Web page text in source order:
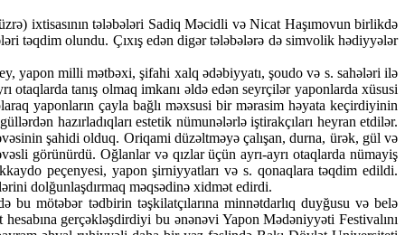
ixtisasının tələbələri Sadiq Məcidli və Nicat Haşımovun birlikdə
təqdim olundu. Çıxış edən digər tələbələrə də simvolik hədiyyələr
yapon milli mətbəxi, şifahi xalq ədəbiyyatı, şoudo və s. sahələri ilə
tanış olmaq imkanı əldə edən seyrçilər yaponlarda xüsusi
yaponların çayla bağlı məxsusi bir mərasim həyata keçirdiyinin
hazırladıqları estetik nümunələrlə iştirakçıları heyran etdilər.
şahidi olduq. Oriqami düzəltməyə çalışan, durna, ürək, gül və
görünürdü. Oğlanlar və qızlar üçün ayrı-ayrı otaqlarda nümayiş
peçenyesi, yapon şirniyyatları və s. qonaqlara təqdim edildi.
dolğunlaşdırmaq məqsədinə xidmət edirdi.
mötəbər tədbirin təşkilatçılarına minnətdarlıq duyğusu və belə
gerçəkləşdirdiyi bu ənənəvi Yapon Mədəniyyəti Festivalını